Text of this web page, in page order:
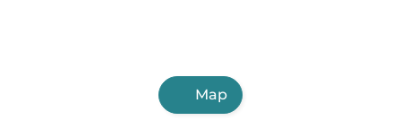
Map